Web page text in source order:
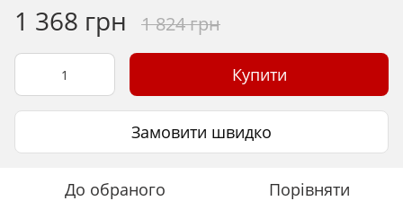
1 368 грн 1 824 грн
Купити
Замовити швидко
До обраного Порівняти